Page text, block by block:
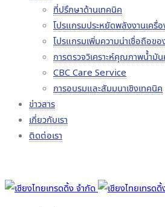
ที่ปรึกษาด้านเทคนิค
โปรแกรมประหยัดพลังงานเครื่
โปรแกรมเพิ่มความน่าเชื่อถือข
การตรวจวิเคราะห์คุณภาพน้ำมั
CBC Care Service
การอบรมและสัมมนาเชิงเทคนิค
ข่าวสาร
เกี่ยวกับเรา
ติดต่อเรา